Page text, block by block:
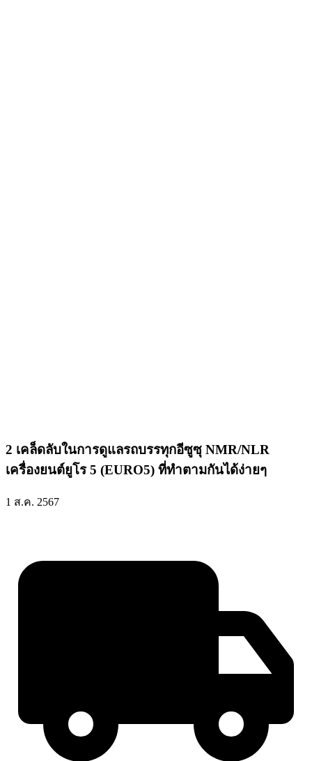
2 เคล็ดลับในการดูแลรถบรรทุกอีซูซุ NMR/NLR
เครื่องยนต์ยูโร 5 (EURO5) ที่ทำตามกันได้ง่ายๆ
1 ส.ค. 2567